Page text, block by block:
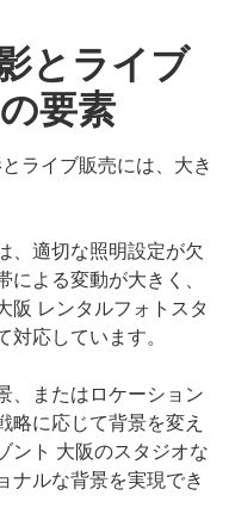
とライブ
要素
ライブ販売には、大き
、適切な照明設定が欠
よる変動が大きく、
阪 レンタルフォトスタ
対応しています。
、またはロケーション
略に応じて背景を変え
ント 大阪のスタジオな
ナルな背景を実現でき